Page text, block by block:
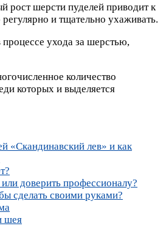
рост шерсти пуделей приводит к
и тщательно ухаживать.
ухода за шерстью,
количество
которых и выделяется
«Скандинавский лев» и как
доверить профессионалу?
сделать своими руками?
шея